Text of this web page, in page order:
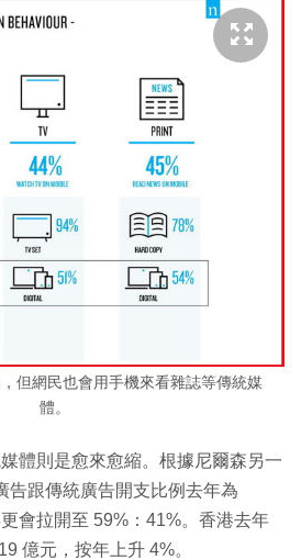
，但網民也會用手機來看雜誌等傳統媒
體。
體則是愈來愈縮。根據尼爾森另一
告跟傳統廣告開支比例去年為
會拉開至 59%：41%。香港去年
億元，按年上升 4%。